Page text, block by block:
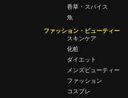
香草・スパイス
魚
ファッション・ビューティー
スキンケア
化粧
ダイエット
メンズビューティー
ファッション
コスプレ